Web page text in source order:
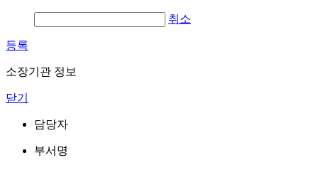
취소
등록
소장기관 정보
닫기
담당자
부서명